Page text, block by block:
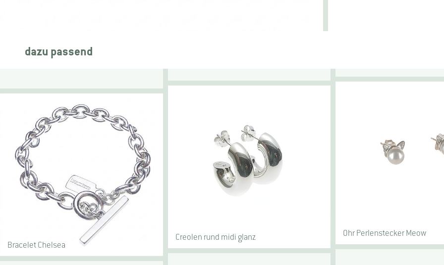
dazu passend
Bracelet Chelsea
Creolen rund midi glanz Ohr Perlenstecker Meow